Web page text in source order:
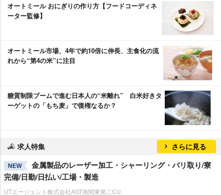
オートミール おにぎりの作り方【フードコーディネ
ーター監修】
オートミール市場、4年で約10倍に伸長、主食化の流
れから“第4の米”に注目
糖質制限ブームで進む日本人の“米離れ” 白米好きタ
ーゲットの「もち麦」で復権なるか？
求人特集 さらに見る
NEW
金属製品のレーザー加工・シャーリング・バリ取り/寮
完備/日勤/日払い/工場・製造
UTエージェント株式会社AGT南関東第二CU